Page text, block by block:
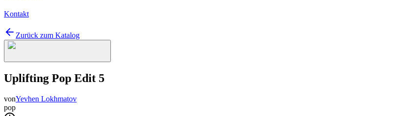
Kontakt
Zurück zum Katalog
Uplifting Pop Edit 5
vonYevhen Lokhmatov
pop